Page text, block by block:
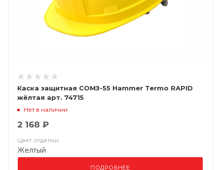
Каска защитная СОМЗ-55 Hammer Termo RAPID
жёлтая арт. 74715
Нет в наличии
2 168 ₽
Цвет отделки
Желтый
ПОДРОБНЕЕ